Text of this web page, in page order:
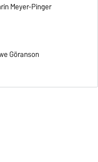
Meyer-Pinger
Göranson